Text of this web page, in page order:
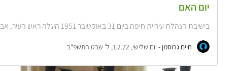
יום האם
בישיבת הנהלת עיריית חיפה ביום 31 באוקטובר 1951 העלה ראש העיר, אבא חושי, ...
חיים גרוסמן - יום שלישי, 1.2.22, ל' שבט התשפ"ב